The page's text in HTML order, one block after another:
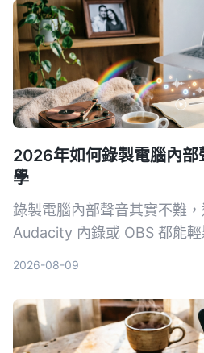
2026年如何錄製電腦內
學
錄製電腦內部聲音其實不難
Audacity 內錄或 OBS 都能
2026-08-09